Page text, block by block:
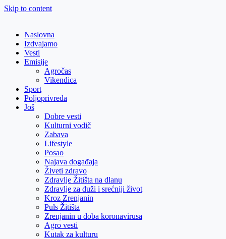
Skip to content
Naslovna
Izdvajamo
Vesti
Emisije
Agročas
Vikendica
Sport
Poljoprivreda
Još
Dobre vesti
Kulturni vodič
Zabava
Lifestyle
Posao
Najava događaja
Živeti zdravo
Zdravlje Žitišta na dlanu
Zdravlje za duži i srećniji život
Kroz Zrenjanin
Puls Žitišta
Zrenjanin u doba koronavirusa
Agro vesti
Kutak za kulturu